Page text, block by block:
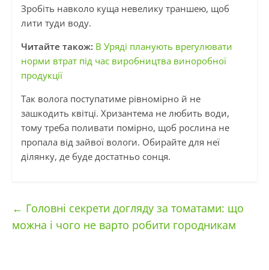
Зробіть навколо куща невелику траншею, щоб
лити туди воду.
Читайте також: В Уряді планують врегулювати
норми втрат під час виробництва виноробної
продукції
Так волога поступатиме рівномірно й не
зашкодить квітці. Хризантема не любить води,
тому треба поливати помірно, щоб рослина не
пропала від зайвої вологи. Обирайте для неї
ділянку, де буде достатньо сонця.
← Головні секрети догляду за томатами: що
можна і чого не варто робити городникам